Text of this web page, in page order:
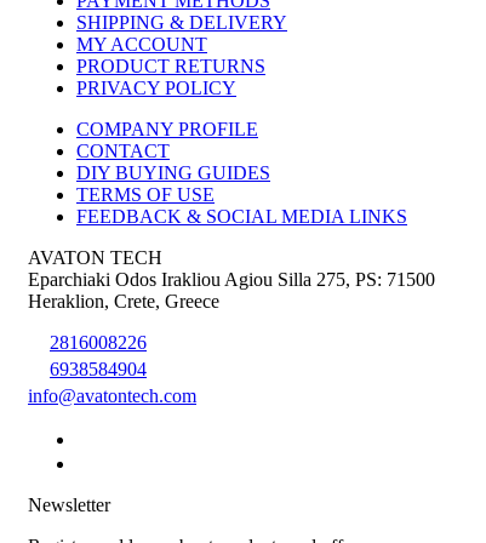
SHIPPING & DELIVERY
MY ACCOUNT
PRODUCT RETURNS
PRIVACY POLICY
COMPANY PROFILE
CONTACT
DIY BUYING GUIDES
TERMS OF USE
FEEDBACK & SOCIAL MEDIA LINKS
AVATON TECH
Eparchiaki Odos Irakliou Agiou Silla 275, PS: 71500
Heraklion, Crete, Greece
2816008226
6938584904
info@avatontech.com
Newsletter